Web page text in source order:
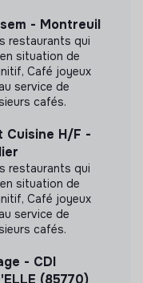
- Montreuil
restaurants qui
situation de
Café joyeux
service de
cafés.
Cuisine H/F -
restaurants qui
situation de
Café joyeux
service de
cafés.
- CDI
(85770)